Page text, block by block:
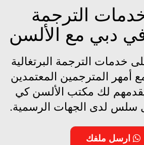
الترجمة
في دبي مع الألسن
خدمات الترجمة البرتغالية
أمهر المترجمين المعتمدين
لك مكتب الألسن كي
لدى الجهات الرسمية.
ارسل ملفك